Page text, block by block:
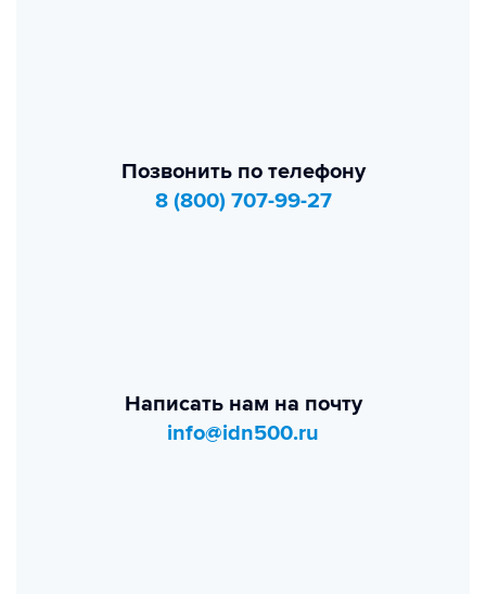
Позвонить по телефону
8 (800) 707-99-27
Написать нам на почту
info@idn500.ru